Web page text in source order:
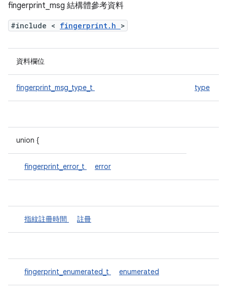
fingerprint_msg 結構體參考資料
#include < fingerprint.h >
資料欄位
fingerprint_msg_type_t type
union {
fingerprint_error_t error
指紋註冊時間 註冊
fingerprint_enumerated_t enumerated